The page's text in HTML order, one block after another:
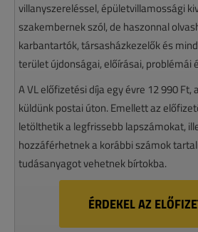
villanyszereléssel, épületvillamossági
szakembernek szól, de haszonnal
karbantartók, társasházkezelők és
terület újdonságai, előírásai, problémái
A VL előfizetési díja egy évre 12 990
küldünk postai úton. Emellett az
letölthetik a legfrissebb lapszámokat,
hozzáférhetnek a korábbi számok
tudásanyagot vehetnek bírtokba.
ÉRDEKEL AZ